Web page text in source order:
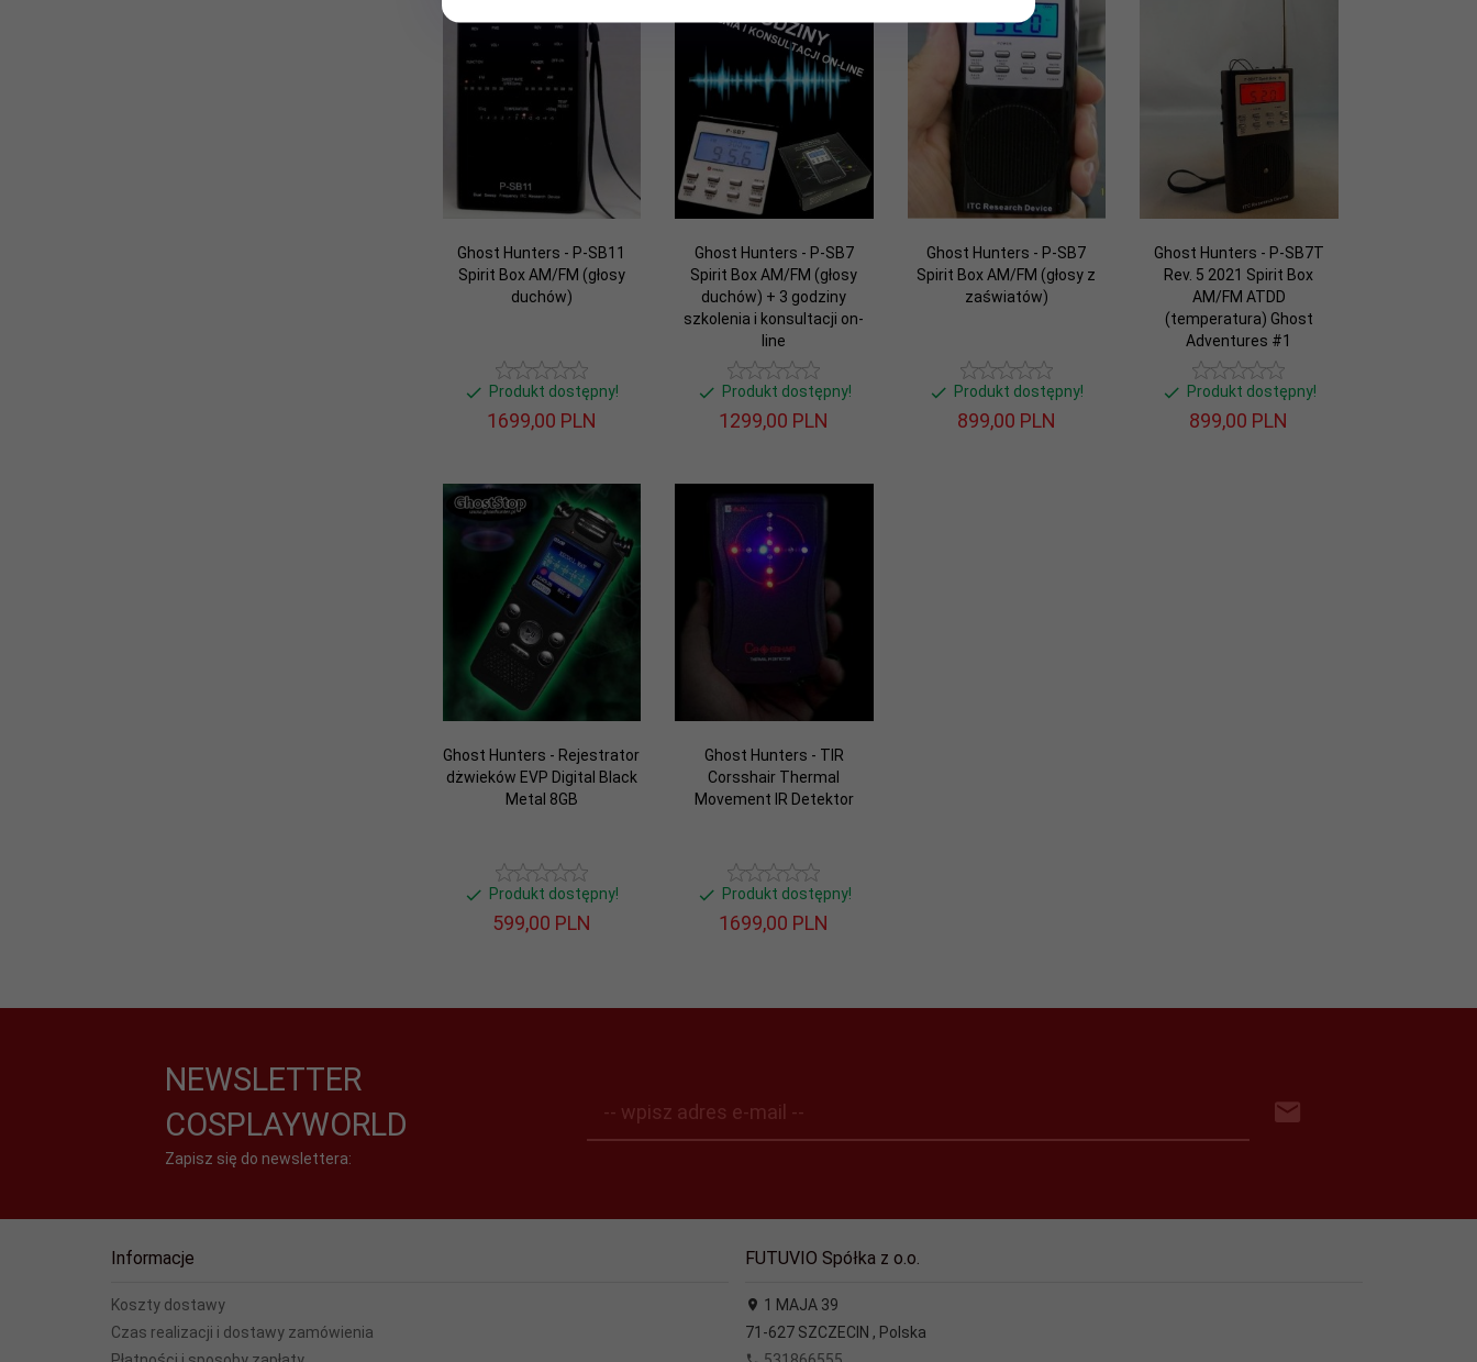
Ghost Hunters - P-SB11
Spirit Box AM/FM (głosy
duchów)
Produkt dostępny!
1699,00 PLN
Ghost Hunters - P-SB7
Spirit Box AM/FM (głosy
duchów) + 3 godziny
szkolenia i konsultacji on-
line
Produkt dostępny!
1299,00 PLN
Ghost Hunters - P-SB7
Spirit Box AM/FM (głosy z
zaświatów)
Produkt dostępny!
899,00 PLN
Ghost Hunters - P-SB7T
Rev. 5 2021 Spirit Box
AM/FM ATDD
(temperatura) Ghost
Adventures #1
Produkt dostępny!
899,00 PLN
Ghost Hunters - Rejestrator
dżwieków EVP Digital Black
Metal 8GB
Produkt dostępny!
599,00 PLN
Ghost Hunters - TIR
Corsshair Thermal
Movement IR Detektor
Produkt dostępny!
1699,00 PLN
NEWSLETTER
COSPLAYWORLD
Zapisz się do newslettera:
-- wpisz adres e-mail --
Informacje
Koszty dostawy
Czas realizacji i dostawy zamówienia
FUTUVIO Spółka z o.o.
1 MAJA 39
71-627 SZCZECIN , Polska